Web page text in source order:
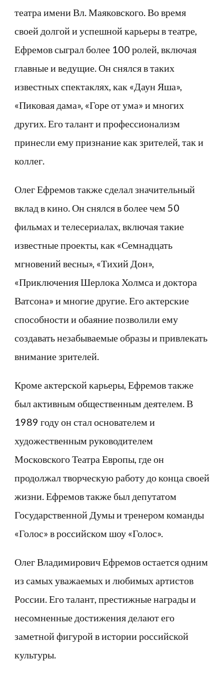
театра имени Вл. Маяковского. Во время
своей долгой и успешной карьеры в театре,
Ефремов сыграл более 100 ролей, включая
главные и ведущие. Он снялся в таких
известных спектаклях, как «Даун Яша»,
«Пиковая дама», «Горе от ума» и многих
других. Его талант и профессионализм
принесли ему признание как зрителей, так и
коллег.
Олег Ефремов также сделал значительный
вклад в кино. Он снялся в более чем 50
фильмах и телесериалах, включая такие
известные проекты, как «Семнадцать
мгновений весны», «Тихий Дон»,
«Приключения Шерлока Холмса и доктора
Ватсона» и многие другие. Его актерские
способности и обаяние позволили ему
создавать незабываемые образы и привлекать
внимание зрителей.
Кроме актерской карьеры, Ефремов также
был активным общественным деятелем. В
1989 году он стал основателем и
художественным руководителем
Московского Театра Европы, где он
продолжал творческую работу до конца своей
жизни. Ефремов также был депутатом
Государственной Думы и тренером команды
«Голос» в российском шоу «Голос».
Олег Владимирович Ефремов остается одним
из самых уважаемых и любимых артистов
России. Его талант, престижные награды и
несомненные достижения делают его
заметной фигурой в истории российской
культуры.